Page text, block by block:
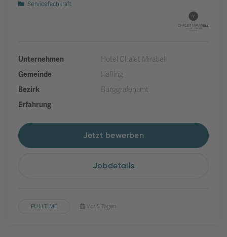
Servicefachkraft
Unternehmen
Hotel Chalet Mirabell
Gemeinde
Hafling
Bezirk
Burggrafenamt
Erfahrung
Jetzt bewerben
Jobdetails
FULLTIME Vor 5 Tagen